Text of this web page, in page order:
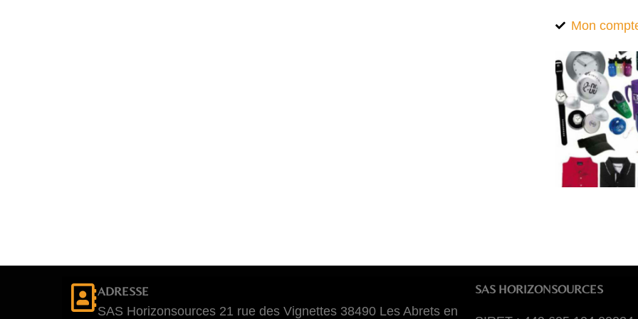
Mon
ADRESSE
SAS Horizonsources 21 rue des Vignettes 38490 Les Abrets en
SAS HORIZONSOURCES